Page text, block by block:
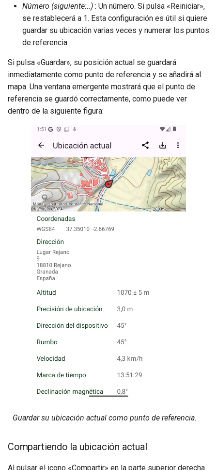
Número (siguiente:..) : Un número. Si pulsa «Reiniciar»,
se restablecerá a 1. Esta configuración es útil si quiere
guardar su ubicación varias veces y numerar los puntos
de referencia.
Si pulsa «Guardar», su posición actual se guardará
inmediatamente como punto de referencia y se añadirá al
mapa. Una ventana emergente mostrará que el punto de
referencia se guardó correctamente, como puede ver
dentro de la siguiente figura:
Guardar su ubicación actual como punto de referencia.
Compartiendo la ubicación actual
Al pulsar el icono «Compartir» en la parte superior derecha